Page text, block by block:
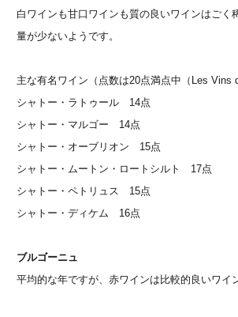
白ワインも甘口ワインも質の良いワインはごく
量が少ないようです。
主な有名ワイン（点数は20点満点中（Les Vins
シャトー・ラトゥール 14点
シャトー・マルゴー 14点
シャトー・オーブリオン 15点
シャトー・ムートン・ロートシルト 17点
シャトー・ペトリュス 15点
シャトー・ディケム 16点
ブルゴーニュ
平均的な年ですが、赤ワインは比較的良いワイ